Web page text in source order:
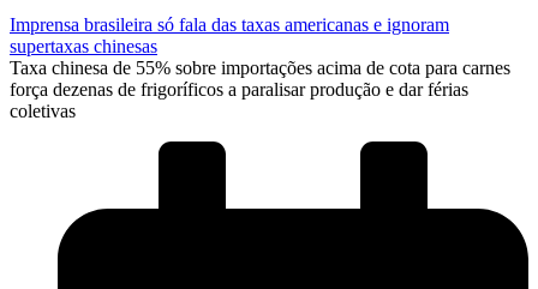
Imprensa brasileira só fala das taxas americanas e ignoram
supertaxas chinesas
Taxa chinesa de 55% sobre importações acima de cota para carnes
força dezenas de frigoríficos a paralisar produção e dar férias
coletivas